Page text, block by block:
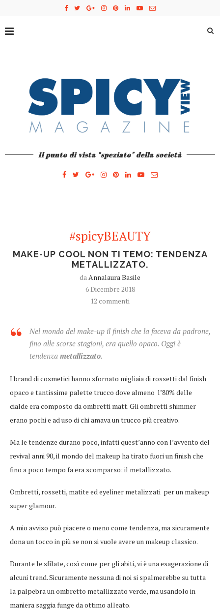
Il punto di vista "speziato" della società
#spicyBEAUTY
MAKE-UP COOL NON TI TEMO: TENDENZA
METALLIZZATO.
daAnnalaura Basile
6 Dicembre 2018
12 commenti
Nel mondo del make-up il finish che la faceva da padrone,
fino alle scorse stagioni, era quello opaco. Oggi è
tendenza metallizzato.
I brand di cosmetici hanno sfornato migliaia di rossetti dal finish
opaco e tantissime palette trucco dove almeno l’80% delle
cialde era composto da ombretti matt. Gli ombretti shimmer
erano pochi e ad uso di chi amava un trucco più creativo.
Ma le tendenze durano poco, infatti quest’anno con l’avvento del
revival anni 90, il mondo del makeup ha tirato fuori un finish che
fino a poco tempo fa era scomparso: il metallizzato.
Ombretti, rossetti, matite ed eyeliner metalizzati per un makeup
super glamour.
A mio avviso può piacere o meno come tendenza, ma sicuramente
dona un tocco in più se non si vuole avere un makeup classico.
Durante le sfilate, così come per gli abiti, vi è una esagerazione di
alcuni trend. Sicuramente nessuna di noi si spalmerebbe su tutta
la palpebra un ombretto metallizzato verde, ma usandolo in
maniera saggia funge da ottimo alleato.